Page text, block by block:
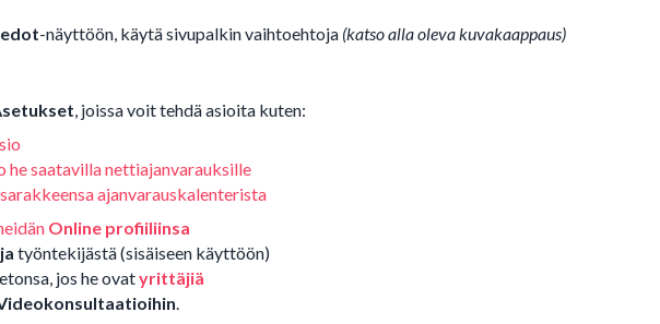
-näyttöön, käytä sivupalkin vaihtoehtoja (katso alla oleva kuvakaappaus)
, joissa voit tehdä asioita kuten:
he saatavilla nettiajanvarauksille
ajanvarauskalenterista
Online profiiliinsa
työntekijästä (sisäiseen käyttöön)
jos he ovatyrittäjiä